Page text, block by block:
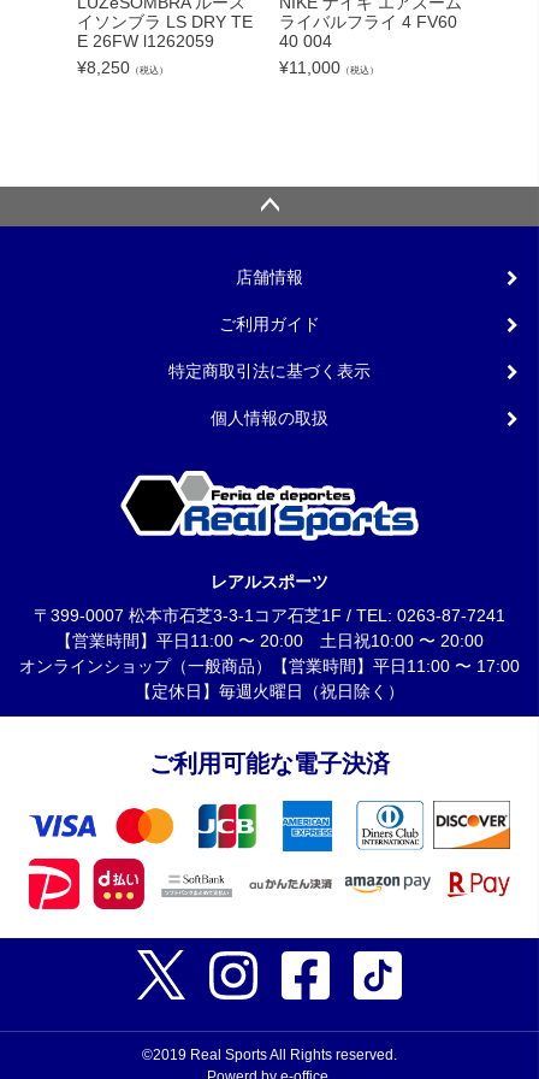
イソンブラ LS DRY TE
E 26FW l1262059
¥8,250 （税込）
ライバルフライ 4 FV60
40 004
¥11,000 （税込）
店舗情報
ご利用ガイド
特定商取引法に基づく表示
個人情報の取扱
レアルスポーツ
〒399-0007 松本市石芝3-3-1コア石芝1F / TEL: 0263-87-7241
【営業時間】平日11:00 〜 20:00 土日祝10:00 〜 20:00
オンラインショップ（一般商品）【営業時間】平日11:00 〜 17:00
【定休日】毎週火曜日（祝日除く）
ご利用可能な電子決済
©2019 Real Sports All Rights reserved.